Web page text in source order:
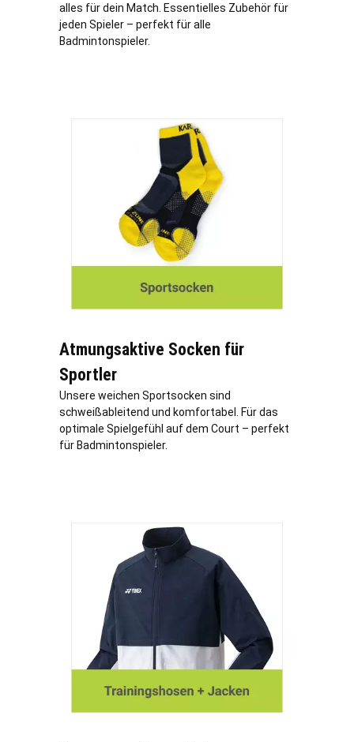
alles für dein Match. Essentielles Zubehör für
jeden Spieler – perfekt für alle
Badmintonspieler.
Atmungsaktive Socken für
Sportler
Unsere weichen Sportsocken sind
schweißableitend und komfortabel. Für das
optimale Spielgefühl auf dem Court – perfekt
für Badmintonspieler.